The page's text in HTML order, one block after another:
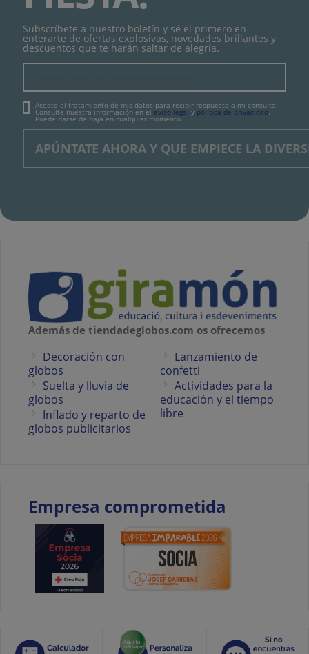
Subscríbete a nuestro boletín y sé el primero en
enterarte de ofertas explosivas, novedades brillantes y
descuentos que te harán saltar de alegría.
Acepto el tratamiento de mis datos para recibir respuesta a mi consulta.
Consulte nuestra información en el aviso legal y política de privacidad.
Puede darse de baja en cualquier momento.
Además de tiendadeglobos.com os ofrecemos
Decoración con
globos
Suelta y lluvia de
globos
Inflado y reparto de
globos publicitarios
Lanzamiento de
confetti
Actividades para la
educación y el tiempo
libre
Empresa comprometida